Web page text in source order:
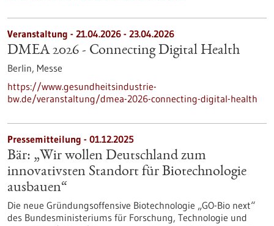
Veranstaltung - 21.04.2026 - 23.04.2026
DMEA 2026 - Connecting Digital Health
Berlin, Messe
https://www.gesundheitsindustrie-
bw.de/veranstaltung/dmea-2026-connecting-digital-health
Pressemitteilung - 01.12.2025
Bär: „Wir wollen Deutschland zum
innovativsten Standort für Biotechnologie
ausbauen“
Die neue Gründungsoffensive Biotechnologie „GO-Bio next“
des Bundesministeriums für Forschung, Technologie und